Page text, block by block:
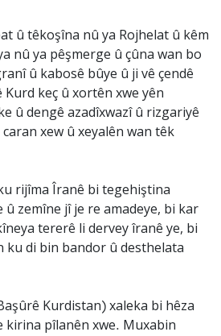
û têkoşîna nû ya Rojhelat û kêm
nû ya pêşmerge û çûna wan bo
û kabosê bûye û ji vê çendê
keç û xortên xwe yên
û dengê azadîxwazî û rizgariyê
xew û xeyalên wan têk
rijîma Îranê bi tegehiştina
û zemîne jî je re amadeye, bi kar
tererê li dervey îranê ye, bi
ku di bin bandor û desthelata
Kurdistan) xaleka bi hêza
kirina pîlanên xwe. Muxabin